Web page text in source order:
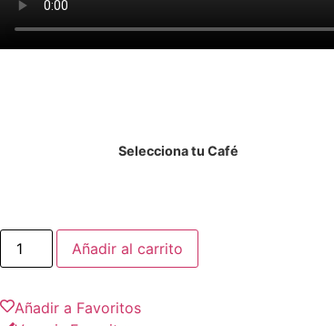
Selecciona tu Café
Añadir al carrito
Añadir a Favoritos